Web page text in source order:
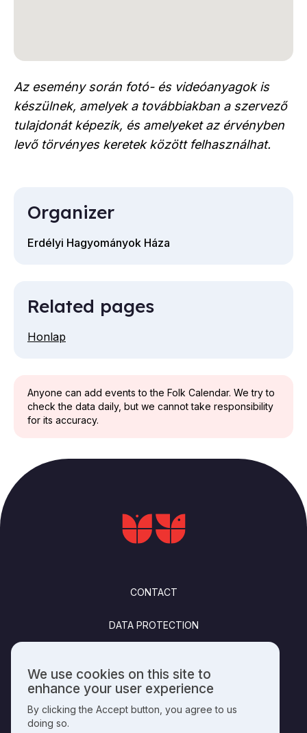
Az esemény során fotó- és videóanyagok is
készülnek, amelyek a továbbiakban a szervező
tulajdonát képezik, és amelyeket az érvényben
levő törvényes keretek között felhasználhat.
Anyone can add events to the Folk Calendar. We try to
check the data daily, but we cannot take responsibility
for its accuracy.
Organizer
Erdélyi Hagyományok Háza
Related pages
Honlap
CONTACT
DATA PROTECTION
PUBLISHING INFO
Use
of
personal
data
We use cookies on this site to
enhance your user experience
By clicking the Accept button, you agree to us
doing so.